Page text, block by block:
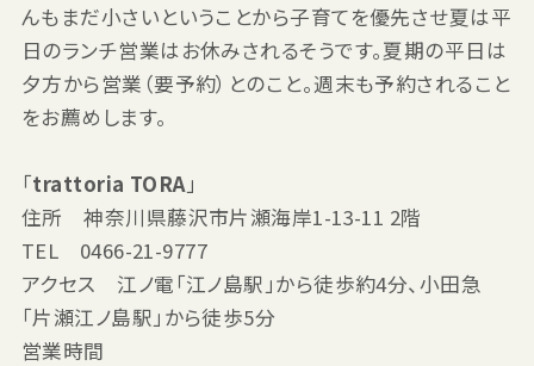
んもまだ小さいということから子育てを優先させ夏は平
日のランチ営業はお休みされるそうです。夏期の平日は
夕方から営業（要予約）とのこと。週末も予約されること
をお薦めします。
「trattoria TORA」
住所 神奈川県藤沢市片瀬海岸1-13-11 2階
TEL 0466-21-9777
アクセス 江ノ電「江ノ島駅」から徒歩約4分、小田急
「片瀬江ノ島駅」から徒歩5分
営業時間